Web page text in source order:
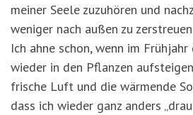
meiner Seele zuzuhören und
weniger nach außen zu
Ich ahne schon, wenn im
wieder in den Pflanzen
frische Luft und die wärmende
dass ich wieder ganz anders